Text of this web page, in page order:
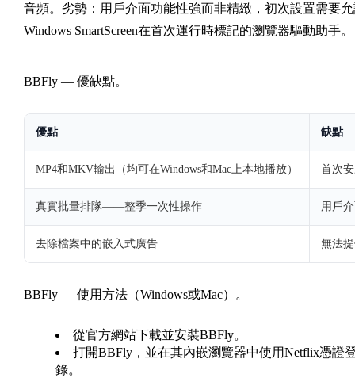
音頻。劣勢：用戶介面功能性強而非精緻，初次設置需要
Windows SmartScreen在首次運行時標記的瀏覽器驅動助手。
BBFly — 優缺點。
優點 缺點
MP4和MKV輸出（均可在Windows和Mac上本地播放） 首次安
真實批量排隊——整季一次性操作 用戶
去除檔案中的嵌入式廣告 無法
BBFly — 使用方法（Windows或Mac）。
從官方網站下載並安裝BBFly。
打開BBFly，並在其內嵌瀏覽器中使用Netflix憑證
錄。